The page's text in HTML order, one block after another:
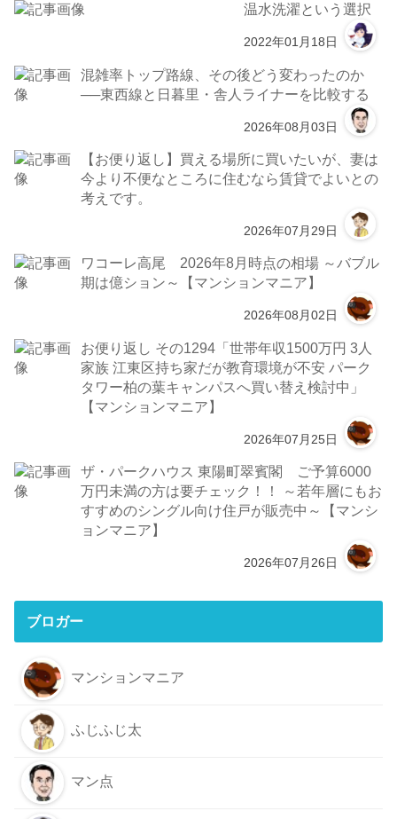
温水洗濯という選択
2022年01月18日
混雑率トップ路線、その後どう変わったのか
──東西線と日暮里・舎人ライナーを比較する
2026年08月03日
【お便り返し】買える場所に買いたいが、妻は
今より不便なところに住むなら賃貸でよいとの
考えです。
2026年07月29日
ワコーレ高尾 2026年8月時点の相場 ～バブル
期は億ション～【マンションマニア】
2026年08月02日
お便り返し その1294「世帯年収1500万円 3人
家族 江東区持ち家だが教育環境が不安 パーク
タワー柏の葉キャンパスへ買い替え検討中」
【マンションマニア】
2026年07月25日
ザ・パークハウス 東陽町翠賓閣 ご予算6000
万円未満の方は要チェック！！ ～若年層にもお
すすめのシングル向け住戸が販売中～【マンシ
ョンマニア】
2026年07月26日
ブロガー
マンションマニア
ふじふじ太
マン点